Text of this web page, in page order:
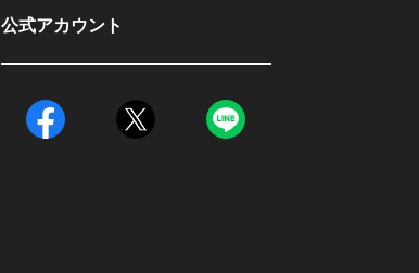
公式アカウント